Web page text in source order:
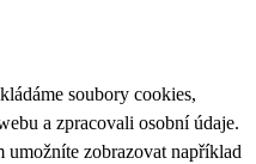
soubory cookies,
a zpracovali osobní údaje.
umožníte zobrazovat například